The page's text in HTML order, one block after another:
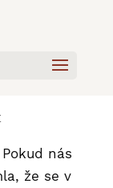
nás
že se v